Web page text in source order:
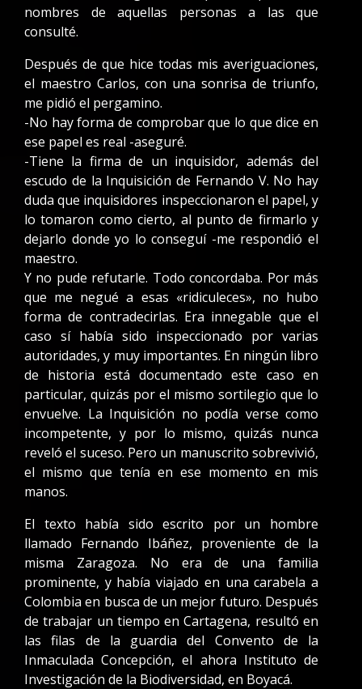
nombres de aquellas personas a las que
consulté.
Después de que hice todas mis averiguaciones,
el maestro Carlos, con una sonrisa de triunfo,
me pidió el pergamino.
-No hay forma de comprobar que lo que dice en
ese papel es real -aseguré.
-Tiene la firma de un inquisidor, además del
escudo de la Inquisición de Fernando V. No hay
duda que inquisidores inspeccionaron el papel, y
lo tomaron como cierto, al punto de firmarlo y
dejarlo donde yo lo conseguí -me respondió el
maestro.
Y no pude refutarle. Todo concordaba. Por más
que me negué a esas «ridiculeces», no hubo
forma de contradecirlas. Era innegable que el
caso sí había sido inspeccionado por varias
autoridades, y muy importantes. En ningún libro
de historia está documentado este caso en
particular, quizás por el mismo sortilegio que lo
envuelve. La Inquisición no podía verse como
incompetente, y por lo mismo, quizás nunca
reveló el suceso. Pero un manuscrito sobrevivió,
el mismo que tenía en ese momento en mis
manos.
El texto había sido escrito por un hombre
llamado Fernando Ibáñez, proveniente de la
misma Zaragoza. No era de una familia
prominente, y había viajado en una carabela a
Colombia en busca de un mejor futuro. Después
de trabajar un tiempo en Cartagena, resultó en
las filas de la guardia del Convento de la
Inmaculada Concepción, el ahora Instituto de
Investigación de la Biodiversidad, en Boyacá.